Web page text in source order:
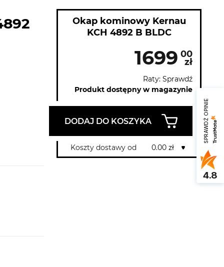
Okap kominowy Kernau
KCH 4892 B BLDC
1699 00
zł
Raty: Sprawdź
Produkt dostępny w magazynie
DODAJ DO KOSZYKA
Koszty dostawy od 0.00 zł
SPRAWDŹ OPINIE
4.8